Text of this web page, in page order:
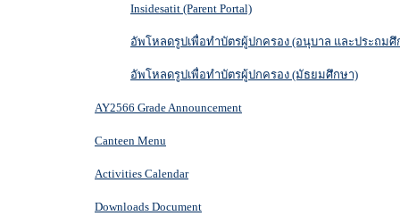
Insidesatit (Parent Portal)
อัพโหลดรูปเพื่อทำบัตรผู้ปกครอง (อนุบาล และประถมศึ
อัพโหลดรูปเพื่อทำบัตรผู้ปกครอง (มัธยมศึกษา)
AY2566 Grade Announcement
Canteen Menu
Activities Calendar
Downloads Document